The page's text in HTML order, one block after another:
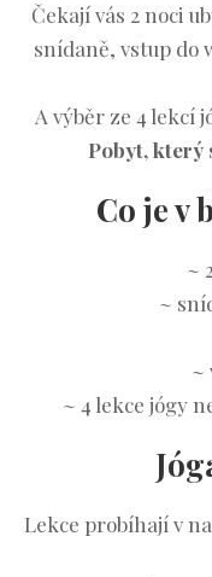
Čekají vás 2 noci
snídaně, vstup do
A výběr ze 4 lekcí
Pobyt, který
Co je v
~
~
~
~ 4 lekce jógy
Lekce probíhají v